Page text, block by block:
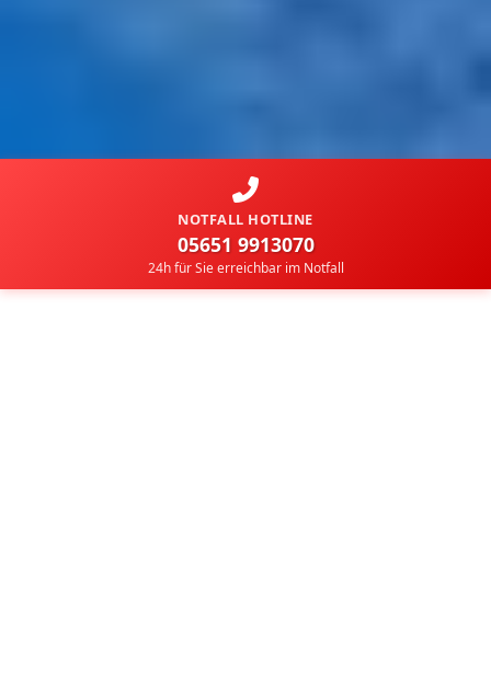
NOTFALL HOTLINE
05651 9913070
24h für Sie erreichbar im Notfall